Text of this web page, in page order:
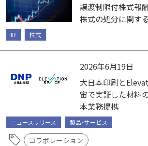
譲渡制限付株式報
株式の処分に関す
IR 株式
2026年6月19日
大日本印刷と
宙で実証した材料
本業務提携
ニュースリリース 製品・サービス
コラボレーション